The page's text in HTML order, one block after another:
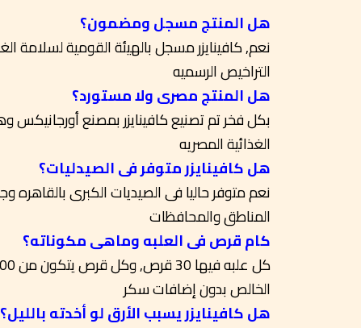
هل المنتج مسجل ومضمون؟
التراخيص الرسميه
هل المنتج مصرى ولا مستورد؟
الغذائية المصريه
هل كافينايزر متوفر فى الصيدليات؟
المناطق والمحافظات
كام قرص فى العلبه وماهى مكوناته؟
الخالص بدون إضافات سكر
هل كافينايزر يسبب الأرق لو أخدته بالليل؟